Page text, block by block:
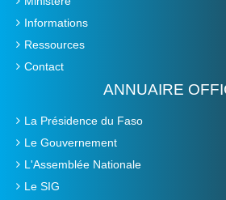
Informations
Ressources
Contact
ANNUAIRE
La Présidence du Faso
Le Gouvernement
L'Assemblée Nationale
Le SIG